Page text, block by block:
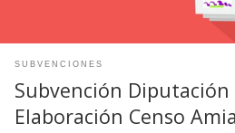
SUBVENCIONES
Subvención Diputación
Elaboración Censo